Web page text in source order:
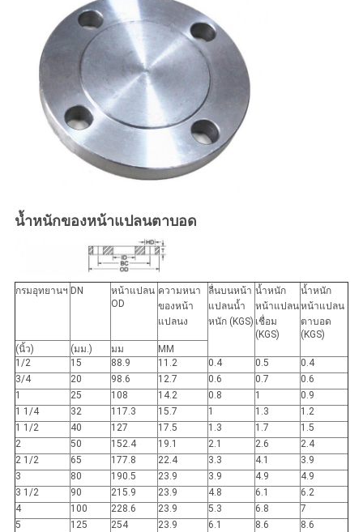
น้ำหนักของหน้าแปลนตาบอด
กรมอุทยานฯ DN
หน้าแปลน
OD
ความหนา
ของหน้า
แปลนง
ลื่นบนหน้า
แปลนน้ำ
หนัก (KGS)
น้ำหนัก
หน้าแปลน
เชื่อม
(KGS)
น้ำหนัก
หน้าแปลน
ตาบอด
(KGS)
(นิ้ว)
(มม.) มม
MM
1/2
15 88.9 11.2 0.4 0.5
0.4
3/4
20 98.6 12.7 0.6 0.7
0.6
1
25 108 14.2 0.8 1
0.9
1 1/4
32 117.3 15.7 1 1.3
1.2
1 1/2
40 127 17.5 1.3 1.7
1.5
2
50 152.4 19.1 2.1 2.6
2.4
2 1/2
65 177.8 22.4 3.3 4.1
3.9
3
80 190.5 23.9 3.9 4.9
4.9
3 1/2
90 215.9 23.9 4.8 6.1
6.2
4
100 228.6 23.9 5.3 6.8
7
5
125 254 23.9 6.1 8.6
8.6